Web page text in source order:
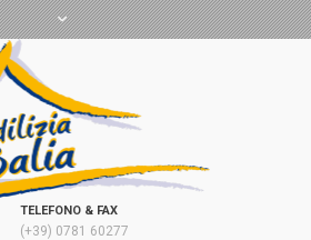
TELEFONO & FAX
(+39) 0781 60277